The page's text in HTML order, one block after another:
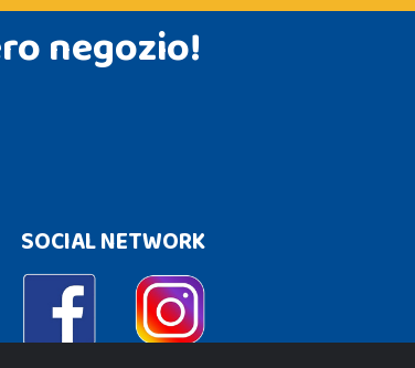
negozio!
SOCIAL NETWORK